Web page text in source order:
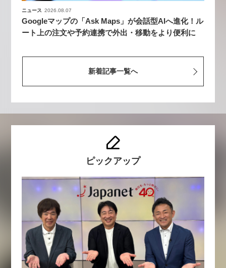
ニュース 2026.08.07
Googleマップの「Ask Maps」が会話型AIへ進化！ル
ート上の注文や予約連携で外出・移動をより便利に
新着記事一覧へ
ピックアップ